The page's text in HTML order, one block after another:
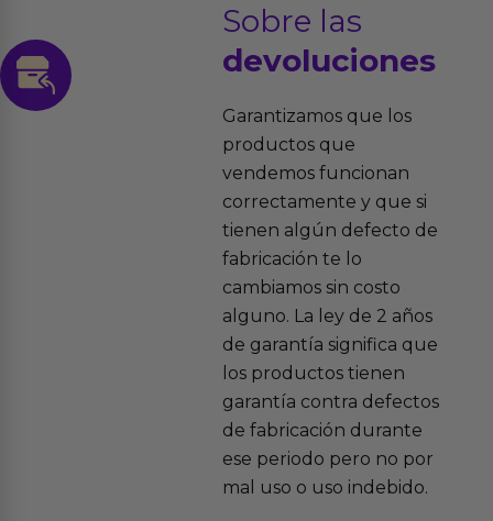
Sobre las
devoluciones
Garantizamos que los
productos que
vendemos funcionan
correctamente y que si
tienen algún defecto de
fabricación te lo
cambiamos sin costo
alguno. La ley de 2 años
de garantía significa que
los productos tienen
garantía contra defectos
de fabricación durante
ese periodo pero no por
mal uso o uso indebido.